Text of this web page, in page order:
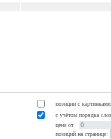
позиции с картинками
с учётом порядка
цена от
позиций на странице: